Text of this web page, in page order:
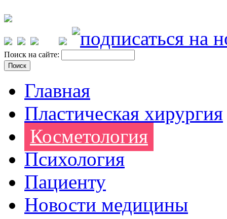
Поиск на сайте:
Главная
Пластическая хирургия
Косметология
Психология
Пациенту
Новости медицины